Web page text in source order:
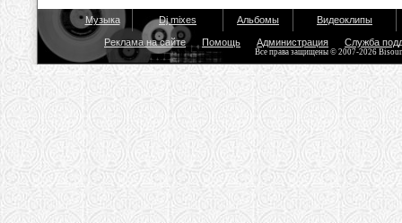
Музыка Dj mixes Альбомы Видеоклипы
Реклама на сайте Помощь Администрация Служба
Все права защищены © 2007-2026